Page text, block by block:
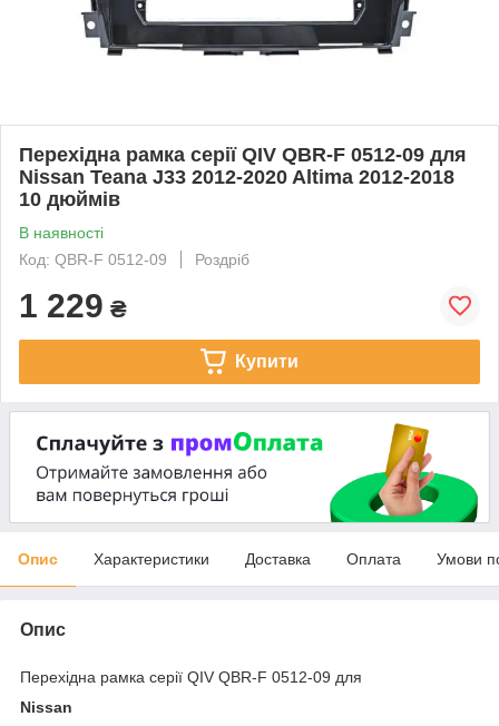
Перехідна рамка серії QIV QBR-F 0512-09 для
Nissan Teana J33 2012-2020 Altima 2012-2018
10 дюймів
В наявності
Код: QBR-F 0512-09
Роздріб
1 229 ₴
Купити
Опис Характеристики Доставка Оплата Умови
Опис
Перехідна рамка серії QIV QBR-F 0512-09 для
Nissan